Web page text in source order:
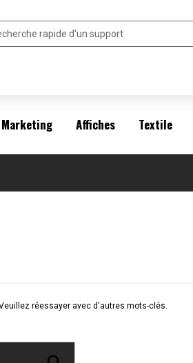
Marketing Affiches Textile
réessayer avec d'autres mots-clés.